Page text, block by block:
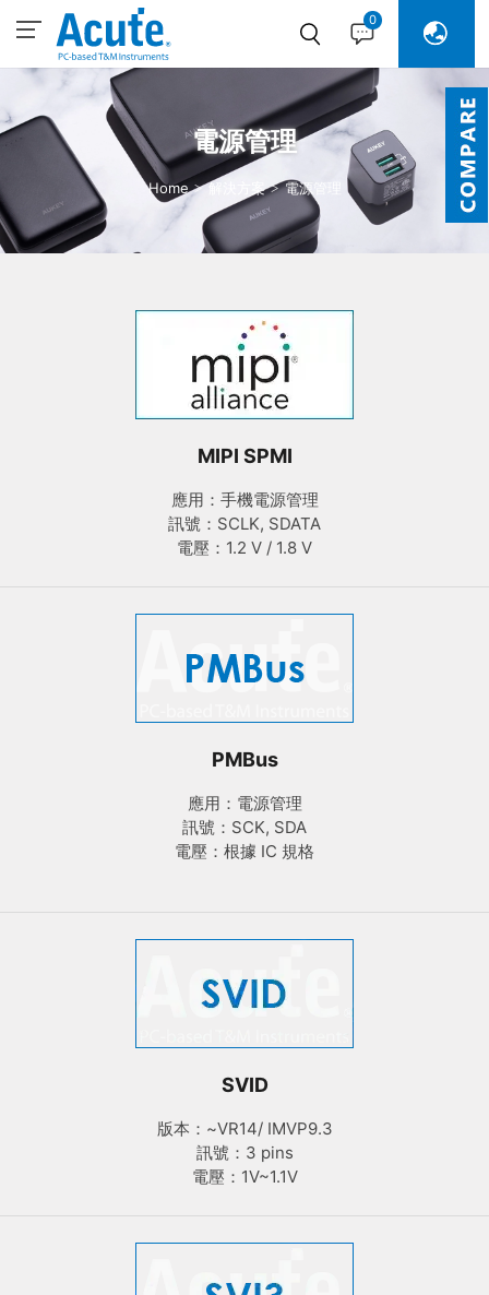
0
電源管理
Home 解決方案 電源管理
MIPI SPMI
應用：手機電源管理
訊號：SCLK, SDATA
電壓：1.2 V / 1.8 V
PMBus
應用：電源管理
訊號：SCK, SDA
電壓：根據 IC 規格
SVID
版本：~VR14/ IMVP9.3
訊號：3 pins
電壓：1V~1.1V